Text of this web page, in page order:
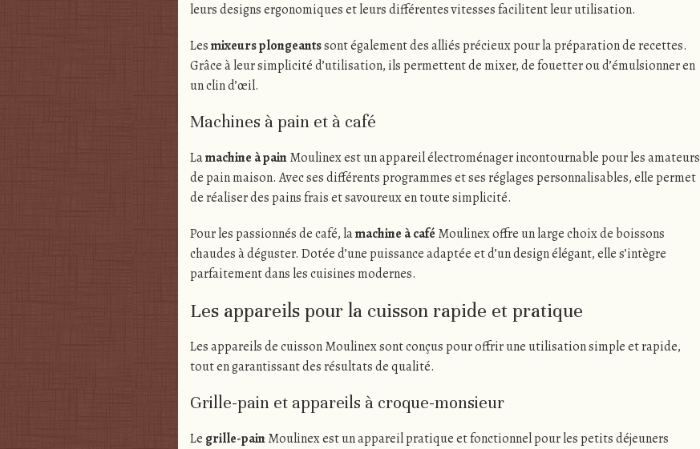
leurs designs ergonomiques et leurs différentes vitesses facilitent leur utilisation.
Lesmixeurs plongeantssont également des alliés précieux pour la préparation de recettes.
Grâce à leur simplicité d’utilisation, ils permettent de mixer, de fouetter ou d’émulsionner en
un clin d’œil.
Machines à pain et à café
Lamachine à painMoulinex est un appareil électroménager incontournable pour les amateurs
de pain maison. Avec ses différents programmes et ses réglages personnalisables, elle permet
de réaliser des pains frais et savoureux en toute simplicité.
Pour les passionnés de café, lamachine à café Moulinex offre un large choix de boissons
chaudes à déguster. Dotée d’une puissance adaptée et d’un design élégant, elle s’intègre
parfaitement dans les cuisines modernes.
Les appareils pour la cuisson rapide et pratique
Les appareils de cuisson Moulinex sont conçus pour offrir une utilisation simple et rapide,
tout en garantissant des résultats de qualité.
Grille-pain et appareils à croque-monsieur
Le grille-painMoulinex est un appareil pratique et fonctionnel pour les petits déjeuners